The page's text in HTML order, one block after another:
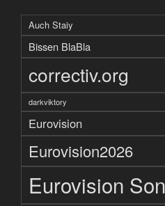
Auch Staiy
Bissen BlaBla
correctiv.org
darkviktory
Eurovision
Eurovision2026
Eurovision